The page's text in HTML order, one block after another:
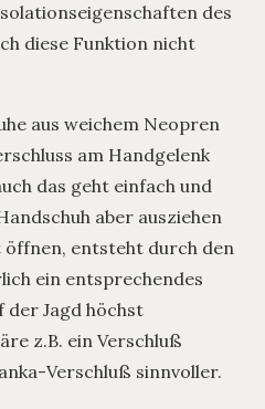
des
diese Funktion nicht
aus weichem Neopren
am Handgelenk
das geht einfach und
aber ausziehen
öffnen, entsteht durch den
ein entsprechendes
der Jagd höchst
z.B. ein Verschluß
Verschluß sinnvoller.